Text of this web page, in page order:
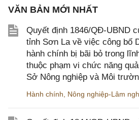
VĂN BẢN MỚI NHẤT
Quyết định 1846/QĐ-UBND
tỉnh Sơn La về việc công bố
hành chính bị bãi bỏ trong
thuộc phạm vi chức năng
Sở Nông nghiệp và Môi
Hành chính, Nông nghiệp-Lâm